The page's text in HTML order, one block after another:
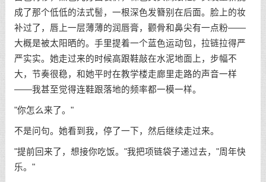
成了那个低低的法式髻，一根深色发簪别在后面。脸上的妆
补过了，唇上一层薄薄的润唇膏，颧骨和鼻尖有一点粉——
大概是被太阳晒的。手里提着一个蓝色运动包，拉链拉得严
严实实。她走过来的时候高跟鞋敲在水泥地面上，步幅不
大，节奏很稳，和她平时在教学楼走廊里走路的声音一样
——我甚至觉得连鞋跟落地的频率都一模一样。
"你怎么来了。"
不是问句。她看到我，停了一下，然后继续走过来。
"提前回来了，想接你吃饭。"我把项链袋子递过去，"周年快
乐。"